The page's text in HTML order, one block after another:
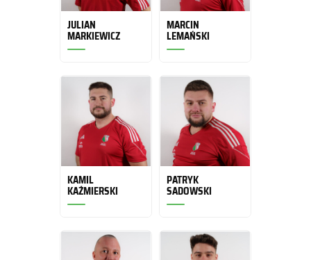
JULIAN
MARKIEWICZ
MARCIN
LEMAŃSKI
KAMIL
KAŹMIERSKI
PATRYK
SADOWSKI